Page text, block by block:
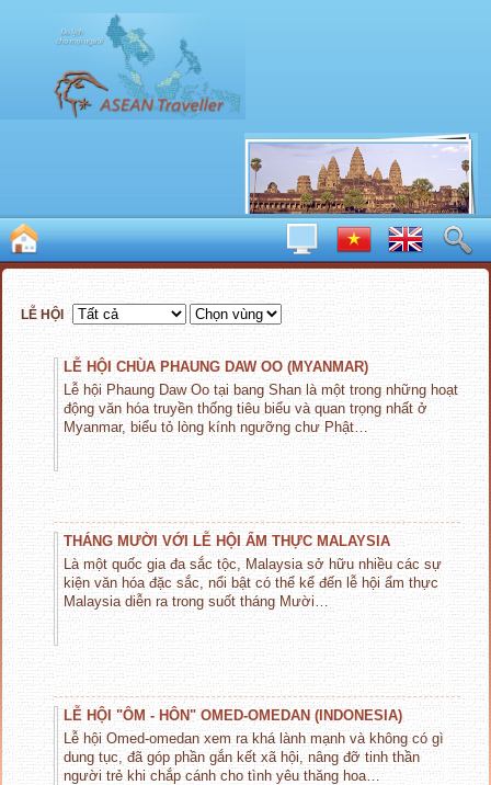
LỄ HỘI
LỄ HỘI CHÙA PHAUNG DAW OO (MYANMAR)
Lễ hội Phaung Daw Oo tại bang Shan là một trong những hoạt
động văn hóa truyền thống tiêu biểu và quan trọng nhất ở
Myanmar, biểu tỏ lòng kính ngưỡng chư Phật…
THÁNG MƯỜI VỚI LỄ HỘI ẨM THỰC MALAYSIA
Là một quốc gia đa sắc tộc, Malaysia sở hữu nhiều các sự
kiện văn hóa đặc sắc, nổi bật có thể kể đến lễ hội ẩm thực
Malaysia diễn ra trong suốt tháng Mười…
LỄ HỘI "ÔM - HÔN" OMED-OMEDAN (INDONESIA)
Lễ hội Omed-omedan xem ra khá lành mạnh và không có gì
dung tục, đã góp phần gắn kết xã hội, nâng đỡ tinh thần
người trẻ khi chắp cánh cho tình yêu thăng hoa…